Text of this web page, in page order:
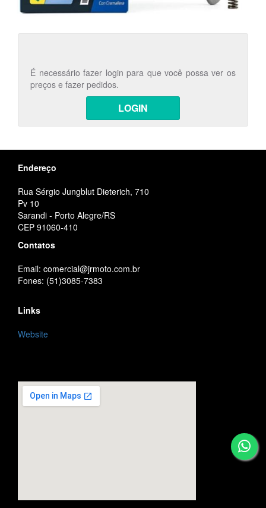
É necessário fazer login para que você possa ver os
preços e fazer pedidos.
LOGIN
Endereço
Rua Sérgio Jungblut Dieterich, 710
Pv 10
Sarandi - Porto Alegre/RS
CEP 91060-410
Contatos
Email: comercial@jrmoto.com.br
Fones: (51)3085-7383
Links
Website